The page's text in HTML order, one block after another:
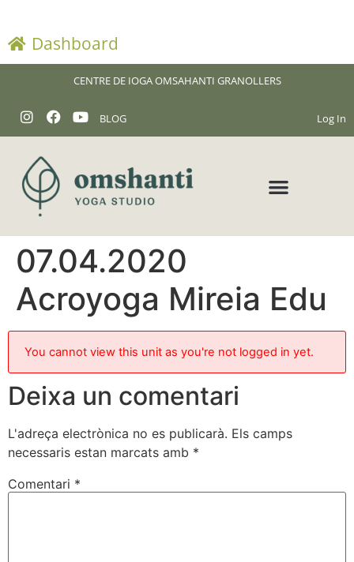
Dashboard
CENTRE DE IOGA OMSAHANTI GRANOLLERS
BLOG Log In
07.04.2020
Acroyoga Mireia Edu
You cannot view this unit as you're not logged in yet.
Deixa un comentari
L'adreça electrònica no es publicarà. Els camps
necessaris estan marcats amb *
Comentari *